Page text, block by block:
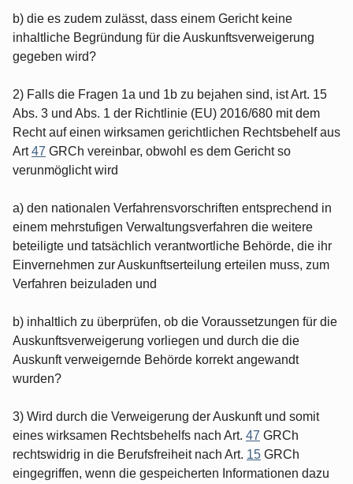
b) die es zudem zulässt, dass einem Gericht keine
inhaltliche Begründung für die Auskunftsverweigerung
gegeben wird?
2) Falls die Fragen 1a und 1b zu bejahen sind, ist Art. 15
Abs. 3 und Abs. 1 der Richtlinie (EU) 2016/680 mit dem
Recht auf einen wirksamen gerichtlichen Rechtsbehelf aus
Art47 GRCh vereinbar, obwohl es dem Gericht so
verunmöglicht wird
a) den nationalen Verfahrensvorschriften entsprechend in
einem mehrstufigen Verwaltungsverfahren die weitere
beteiligte und tatsächlich verantwortliche Behörde, die ihr
Einvernehmen zur Auskunftserteilung erteilen muss, zum
Verfahren beizuladen und
b) inhaltlich zu überprüfen, ob die Voraussetzungen für die
Auskunftsverweigerung vorliegen und durch die die
Auskunft verweigernde Behörde korrekt angewandt
wurden?
3) Wird durch die Verweigerung der Auskunft und somit
eines wirksamen Rechtsbehelfs nach Art. 47 GRCh
rechtswidrig in die Berufsfreiheit nach Art. 15 GRCh
eingegriffen, wenn die gespeicherten Informationen dazu